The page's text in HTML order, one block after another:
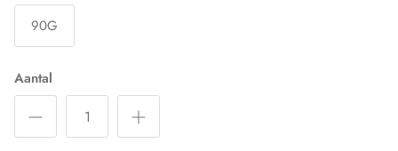
90G
Aantal